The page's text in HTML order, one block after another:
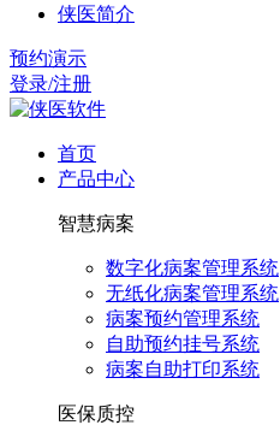
侠医简介
预约演示
登录/注册
首页
产品中心
智慧病案
数字化病案管理系统
无纸化病案管理系统
病案预约管理系统
自助预约挂号系统
病案自助打印系统
医保质控